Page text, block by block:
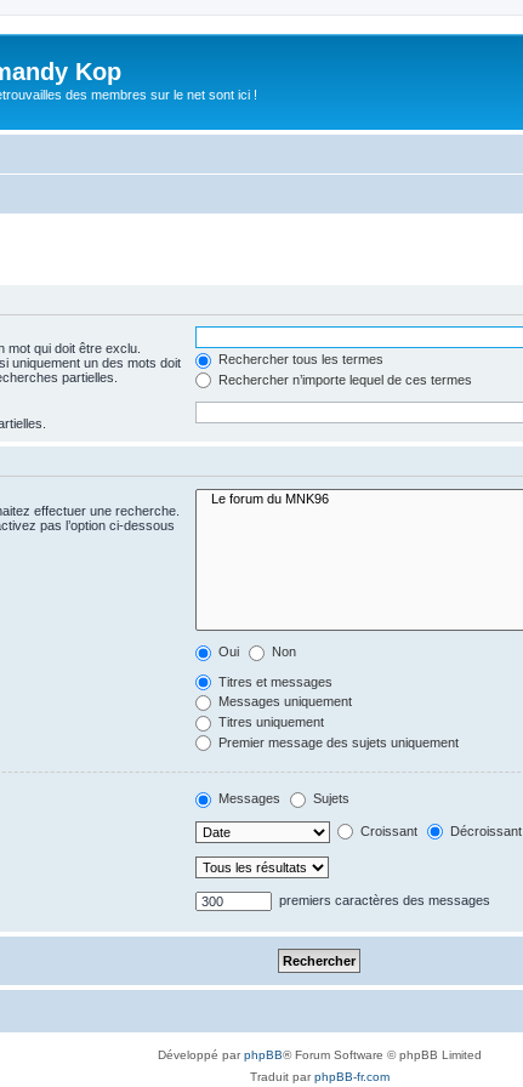
Kop
des membres sur le net sont ici !
mot qui doit être exclu.
uniquement un des mots doit
partielles.
Rechercher tous les termes
Rechercher n’importe lequel de ces termes
effectuer une recherche.
pas l’option ci-dessous
Oui Non
Titres et messages
Messages uniquement
Titres uniquement
Premier message des sujets uniquement
Messages Sujets
Croissant Décroissant
premiers caractères des messages
Développé parphpBB® Forum Software © phpBB Limited
Traduit parphpBB-fr.com